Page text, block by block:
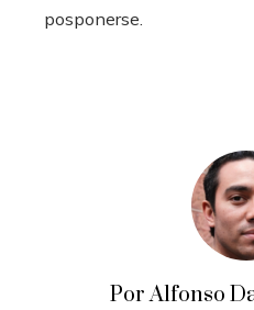
posponerse.
Por Alfonso